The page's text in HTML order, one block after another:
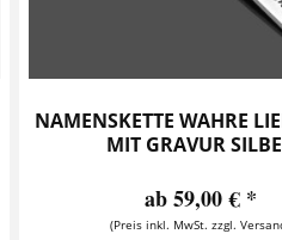
NAMENSKETTE WAHRE
MIT GRAVUR
ab 59,00 € *
(Preis inkl. MwSt. zzgl.